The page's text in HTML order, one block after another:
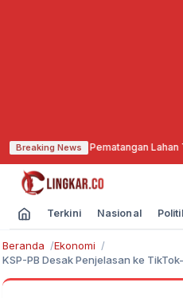
Breaking News
Pematangan Lahan Telan
Terkini Nasional
Beranda
Ekonomi
KSP-PB Desak Penjelasan ke